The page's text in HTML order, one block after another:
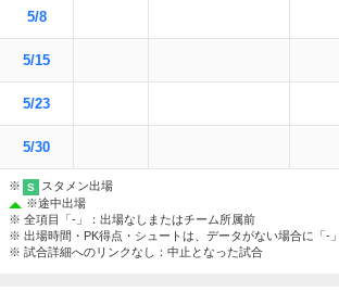
5/8
5/15
5/23
5/30
※ S
スタメン出場
※途中出場
※ 全項目「-」：出場なしまたはチーム所属前
※ 出場時間・PK得点・シュートは、データがない場合に「-
※ 試合詳細へのリンクなし：中止となった試合